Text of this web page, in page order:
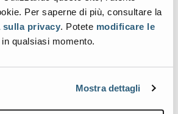
Per saperne di più, consultare la
sulla privacy . Potete modificare le
in qualsiasi momento.
Mostra dettagli
quando sono state rigorosamente testate
Genie Lift Guard. Il sistema Barra
primo e unico nel suo genere ad
come Dispositivo di Protezione
di rete da attrezzare in soli cinque
è un progetto impegnativo che ha offerto